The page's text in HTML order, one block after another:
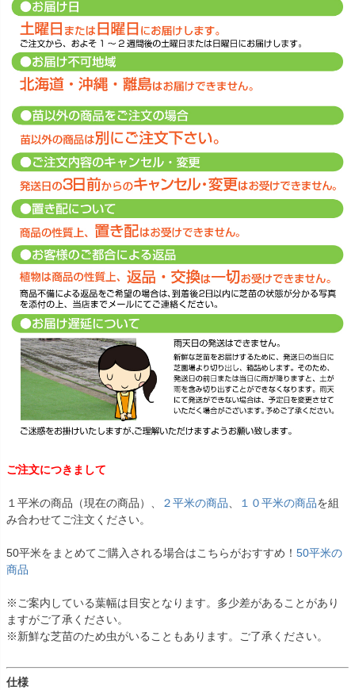
ご注文につきまして
１平米の商品（現在の商品）、 ２平米の商品、 １０平米の商品を組
み合わせてご注文ください。
50平米をまとめてご購入される場合はこちらがおすすめ！ 50平米の
商品
※ご案内している葉幅は目安となります。多少差があることがあり
ますがご了承ください。
※新鮮な芝苗のため虫がいることもあります。ご了承ください。
仕様